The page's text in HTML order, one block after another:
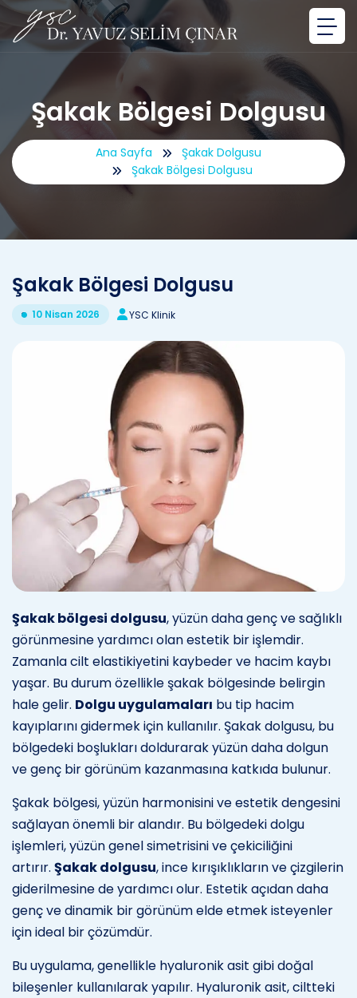
Şakak Bölgesi Dolgusu
Ana Sayfa
Şakak Dolgusu
Şakak Bölgesi Dolgusu
Şakak Bölgesi Dolgusu
10 Nisan 2026 YSC Klinik
Şakak bölgesi dolgusu, yüzün daha genç ve sağlıklı
görünmesine yardımcı olan estetik bir işlemdir.
Zamanla cilt elastikiyetini kaybeder ve hacim kaybı
yaşar. Bu durum özellikle şakak bölgesinde belirgin
hale gelir. Dolgu uygulamaları bu tip hacim
kayıplarını gidermek için kullanılır. Şakak dolgusu, bu
bölgedeki boşlukları doldurarak yüzün daha dolgun
ve genç bir görünüm kazanmasına katkıda bulunur.
Şakak bölgesi, yüzün harmonisini ve estetik dengesini
sağlayan önemli bir alandır. Bu bölgedeki dolgu
işlemleri, yüzün genel simetrisini ve çekiciliğini
artırır. Şakak dolgusu, ince kırışıklıkların ve çizgilerin
giderilmesine de yardımcı olur. Estetik açıdan daha
genç ve dinamik bir görünüm elde etmek isteyenler
için ideal bir çözümdür.
Bu uygulama, genellikle hyaluronik asit gibi doğal
bileşenler kullanılarak yapılır. Hyaluronik asit, ciltteki